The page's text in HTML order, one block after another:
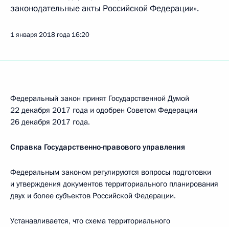
законодательные акты Российской Федерации».
1 января 2018 года 16:20
Федеральный закон принят Государственной Думой
22 декабря 2017 года и одобрен Советом Федерации
26 декабря 2017 года.
Справка Государственно-правового управления
Федеральным законом регулируются вопросы подготовки
и утверждения документов территориального планирования
двух и более субъектов Российской Федерации.
Устанавливается, что схема территориального